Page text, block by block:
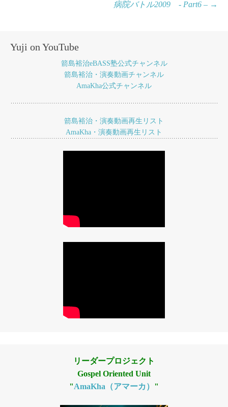
ビ
病院バトル2009 - Part6 – →
Yuji on YouTube
箭島裕治eBASS塾公式チャンネル
箭島裕治・演奏動画チャンネル
AmaKha公式チャンネル
箭島裕治・演奏動画再生リスト
AmaKha・演奏動画再生リスト
リーダープロジェクト
Gospel Oriented Unit
"AmaKha（アマーカ） "